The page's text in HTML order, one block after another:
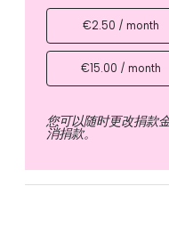
€2.50 / month
€15.00 / month
您可以随时更改捐款
消捐款。